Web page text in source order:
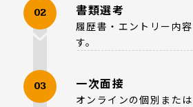
02 書類選考
履歴書・エントリー内
す。
03 一次面接
オンラインの個別また